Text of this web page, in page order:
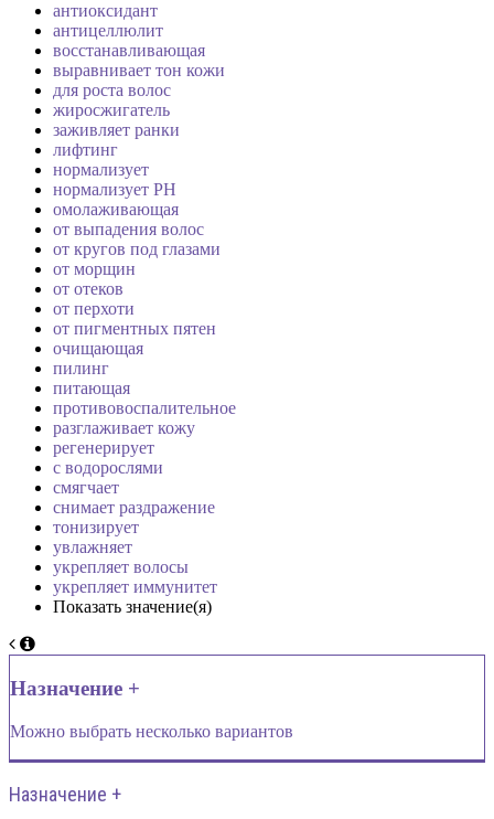
антиоксидант
антицеллюлит
восстанавливающая
выравнивает тон кожи
для роста волос
жиросжигатель
заживляет ранки
лифтинг
нормализует
нормализует PH
омолаживающая
от выпадения волос
от кругов под глазами
от морщин
от отеков
от перхоти
от пигментных пятен
очищающая
пилинг
питающая
противовоспалительное
разглаживает кожу
регенерирует
с водорослями
смягчает
снимает раздражение
тонизирует
увлажняет
укрепляет волосы
укрепляет иммунитет
Показать значение(я)
Назначение +
Можно выбрать несколько вариантов
Назначение +